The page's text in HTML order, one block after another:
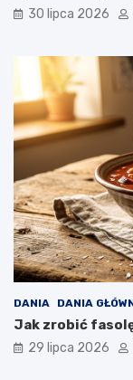
30 lipca 2026
DANIA DANIA
Jak zrobić
29 lipca 2026